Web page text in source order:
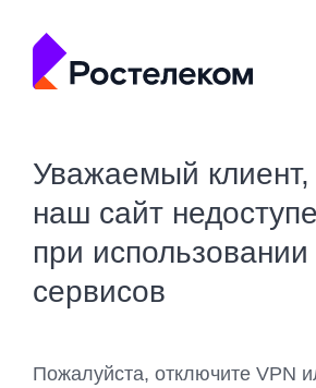
Уважаемый клиент,
наш сайт
при использовании
сервисов
Пожалуйста, отключите VPN